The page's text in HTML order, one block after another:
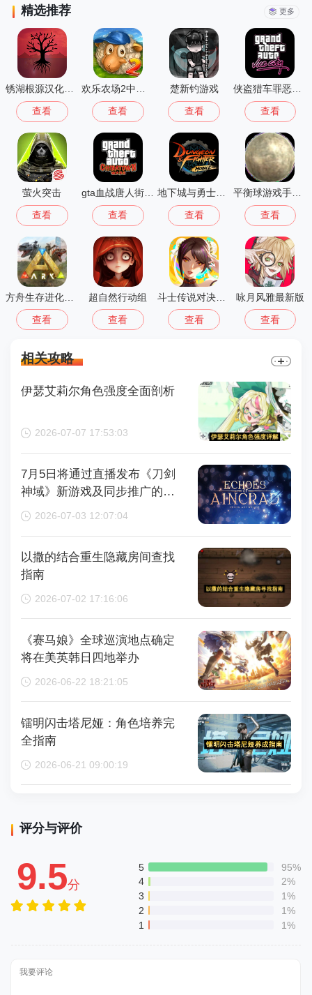
精选推荐 更多
查看 查看
楚新钓游戏
查看 查看
萤火突击
查看
gta血战唐人街汉化版1.01
查看
地下城与勇士M韩国版
查看
平衡球游戏手机版
查看
查看
超自然行动组
查看 查看
咏月风雅最新版
查看
相关攻略
伊瑟艾莉尔角色强度全面剖析
2026-07-07 17:53:03
7月5日将通过直播发布《刀剑
神域》新游戏及同步推广的动
画内容，整场直播时长为110分
2026-07-03 12:07:04
以撒的结合重生隐藏房间查找
指南
2026-07-02 17:16:06
《赛马娘》全球巡演地点确定
将在美英韩日四地举办
2026-06-22 18:21:05
镭明闪击塔尼娅：角色培养完
全指南
2026-06-21 09:00:19
评分与评价
9.5分
5
95%
4
2%
3
1%
2
1%
1
1%